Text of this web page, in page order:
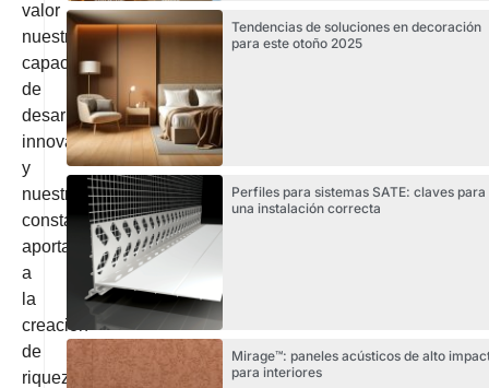
valor
nuestra
capacidad
de
desarrollo,
innovación
y
nuestra
constante
aportación
a
la
creación
de
riqueza,
Tendencias de soluciones en decoración
para este otoño 2025
Perfiles para sistemas SATE: claves para
una instalación correcta
Mirage™: paneles acústicos de alto
para interiores